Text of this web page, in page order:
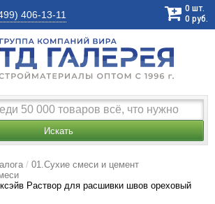
406-13-11
0 шт.
0 руб.
Искать
01.Сухие смеси и цемент
Раствор для расшивки швов ореховый